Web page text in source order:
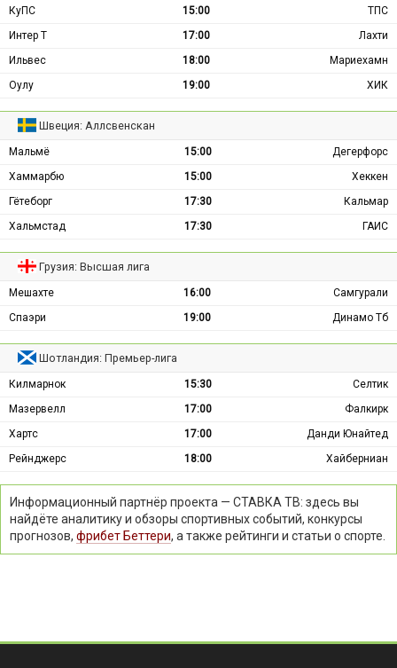
КуПС 15:00
ТПС
Интер Т
17:00
Лахти
Ильвес
18:00
Мариехамн
Оулу
19:00 ХИК
Швеция: Аллсвенскан
Мальмё 15:00
Дегерфорс
Хаммарбю
15:00
Хеккен
Гётеборг
17:30
Кальмар
Хальмстад
17:30 ГАИС
Грузия: Высшая лига
Мешахте 16:00
Самгурали
Спаэри
19:00 Динамо Тб
Шотландия: Премьер-лига
Килмарнок 15:30
Селтик
Мазервелл
17:00
Фалкирк
Хартс
17:00
Данди Юнайтед
Рейнджерс
18:00 Хайберниан
Информационный партнёр проекта — СТАВКА ТВ: здесь вы
найдёте аналитику и обзоры спортивных событий, конкурсы
прогнозов, фрибет Беттери, а также рейтинги и статьи о спорте.